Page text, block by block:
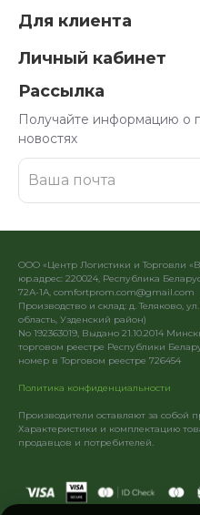
Для клиента
Личный кабинет
Рассылка
Получайте информацию о
новостях
ООО «Центр Логистики и Торговли
юр.адрес: 220024, Республика
72А-1А, comfortprom.com@gmail.com
Производство и склад: д. Теляково,
область, Узденский район)
No 192363019, Выдано 21.10.2014
торговом реестре Республики
номер в Торговом реестре 726454
Политика конфиденциальности
Производители оставляют за собой
Характеристики и комплектацию
продавцов и потребителей.